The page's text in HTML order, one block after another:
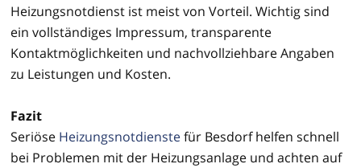
Heizungsnotdienst ist meist von Vorteil. Wichtig sind
ein vollständiges Impressum, transparente
Kontaktmöglichkeiten und nachvollziehbare Angaben
zu Leistungen und Kosten.
Fazit
Seriöse Heizungsnotdienstefür Besdorf helfen schnell
bei Problemen mit der Heizungsanlage und achten auf